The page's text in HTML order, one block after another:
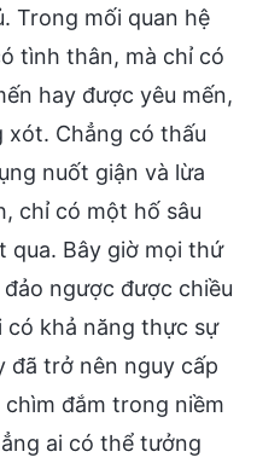
Trong mối quan hệ
tình thân, mà chỉ có
hay được yêu mến,
Chẳng có thấu
nuốt giận và lừa
chỉ có một hố sâu
qua. Bây giờ mọi thứ
ngược được chiều
có khả năng thực sự
đã trở nên nguy cấp
đắm trong niềm
ai có thể tưởng